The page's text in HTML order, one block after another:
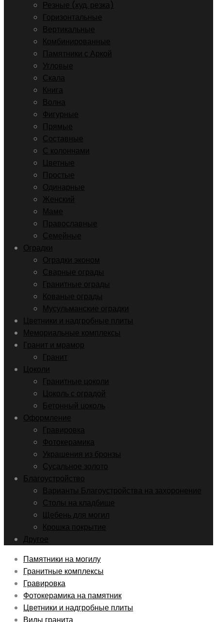
Резные (худ. резка)
Горизонтальные
Вертикальные
Комбинированные
Памятники с Аркой
Угловые
Скала
Книга
Волна
Фигурные
Прямые
Составные
С колоннами
Цветные
Простые
Одинарные
Женский
Маме
Православные
Семейные
Оградки
Оградки эконом
Сварные ограды
Гранитные ограды
Кованые ограды
Мусульманские оградки
Цветники и надгробные плиты
Мемориальные комплексы
Гранит и мрамор
Гранит
Цоколи
Гранитные цоколи
Цоколь с оградой
Бетонный цоколь
Оформление
Гравировка
Фотокерамика
Украшения из бронзы
Сусальное золото
Благоустройство
Варианты Благоустройства на захоронение
Столы на кладбище
Щебень для могил
Крошка покрытие
Другое
Памятники на могилу
Гранитные комплексы
Гравировка
Фотокерамика на памятник
Цветники и надгробные плиты
Виды гранита